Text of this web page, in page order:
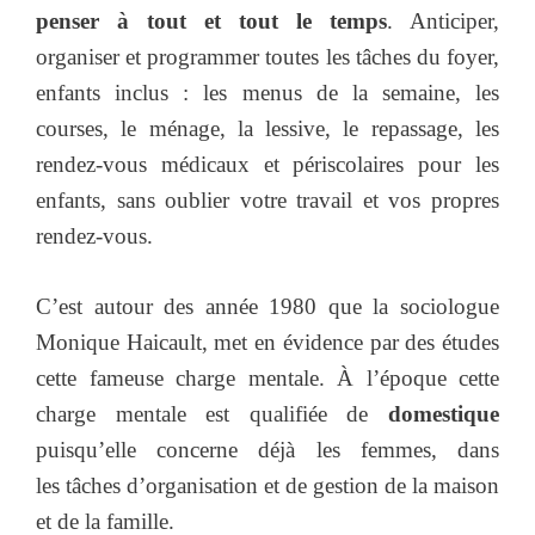
penser à tout et tout le temps. Anticiper,
organiser et programmer toutes les tâches du foyer,
enfants inclus : les menus de la semaine, les
courses, le ménage, la lessive, le repassage, les
rendez-vous médicaux et périscolaires pour les
enfants, sans oublier votre travail et vos propres
rendez-vous.
C’est autour des année 1980 que la sociologue
Monique Haicault, met en évidence par des études
cette fameuse charge mentale. À l’époque cette
charge mentale est qualifiée de domestique
puisqu’elle concerne déjà les femmes, dans
les tâches d’organisation et de gestion de la maison
et de la famille.